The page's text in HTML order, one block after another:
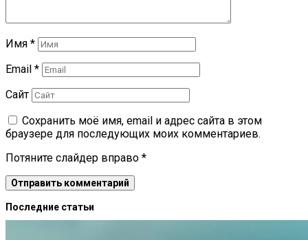
Имя *
Email *
Сайт
Сохранить моё имя, email и адрес сайта в этом
браузере для последующих моих комментариев.
Потяните слайдер вправо *
Последние статьи